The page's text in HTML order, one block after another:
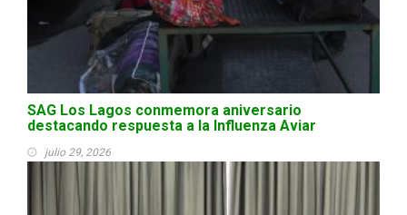
SAG Los Lagos conmemora aniversario
destacando respuesta a la Influenza Aviar
julio 29, 2026